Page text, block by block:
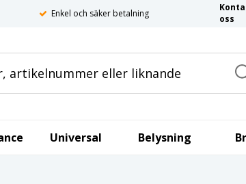
Enkel och säker betalning
oss
Universal Belysning